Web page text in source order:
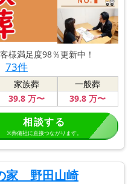
様満足度98％更新中！
73件
家族葬
39.8万〜
一般葬
39.8 万〜
相談する
※葬儀社に直接つながります。
家 野田山崎